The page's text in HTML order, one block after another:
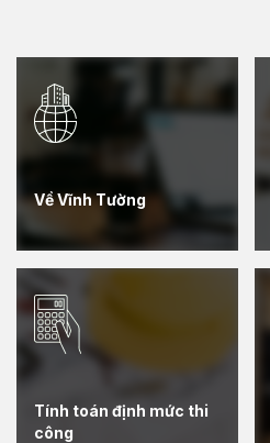
báo và kính mời Quý Cổ đông
đến tham dự cuộc họp Đại hội
đồng cổ đông tại trụ sở công ty.
Về Vĩnh Tường
Tính toán định mức thi
công